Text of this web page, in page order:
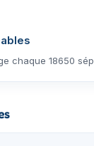
chaque 18650